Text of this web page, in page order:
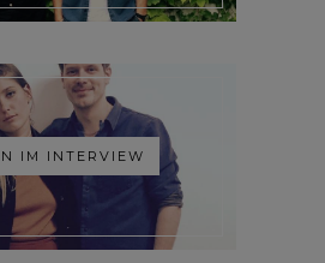
IM INTERVIEW